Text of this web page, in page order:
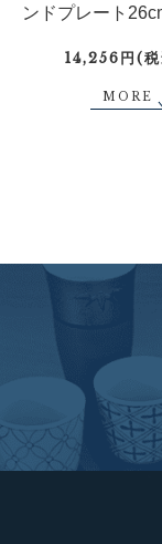
ンドプレート
14,256円(
MORE